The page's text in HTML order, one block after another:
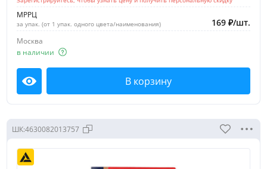
МРРЦ
за упак. (от 1 упак. одного цвета/наименования) 169 ₽/шт.
Москва
в наличии
Посмотреть В корзину
ШК:4630082013757